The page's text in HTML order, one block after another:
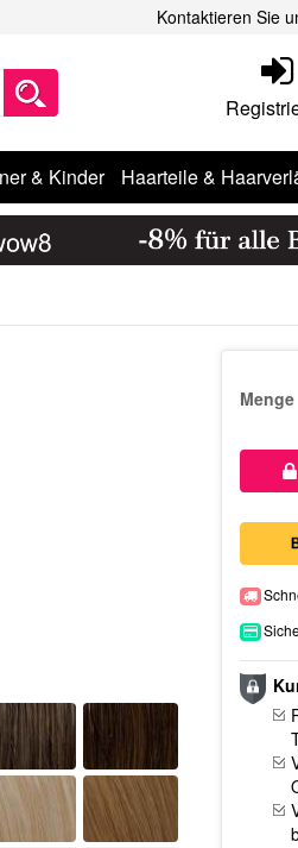
Kontaktieren Sie
& Kinder Haarteile &
Menge